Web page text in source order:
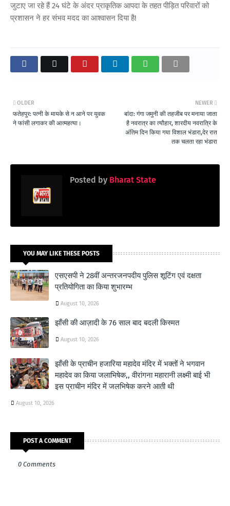
जुटाए जा रहे हैं 24 घंटे के अंदर प्राकृतिक आपदा के तहत पीड़ित परिवारों को
प्रशासन ने हर संभव मदद का आश्वासन दिया है!
NEWER
बांदा: गंगा जमुनी की तहजीब पर मनाया जाता
है नवरात्र का त्यौहार, शारदीय नवरात्रि के
अंतिम दिन किया गया विशाल भंडारा,देर रात
तक चलता रहा भंडारा
OLDER
फतेहपुर: पत्नी के मायके से न आने पर युवक
ने फांसी लगाकर की आत्महत्या।
Posted by Bharat State
YOU MAY LIKE THESE POSTS
एसएसपी ने 28वीं अन्तरजनपदीय पुलिस शूटिंग एवं दक्षता
प्रतियोगिता का किया शुभारम्भ
August 10, 2026
झाँसी की आज़ादी के 76 साल बाद बदली किस्मत
August 10, 2026
झाँसी के प्राचीन हजारिया महादेव मंदिर में भक्तों ने भगवान
महादेव का किया जलाभिषेक,, वीरांगना महारानी लक्ष्मी बाई भी
इस प्राचीन मंदिर में जलभिषेक करने आती थी
August 10, 2026
POST A COMMENT
0 Comments